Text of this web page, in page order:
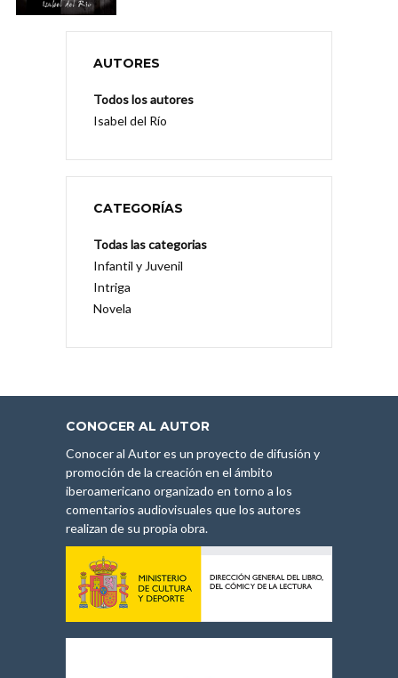
AUTORES
Todos los autores
Isabel del Río
CATEGORÍAS
Todas las categorias
Infantil y Juvenil
Intriga
Novela
CONOCER AL AUTOR
Conocer al Autor es un proyecto de difusión y
promoción de la creación en el ámbito
iberoamericano organizado en torno a los
comentarios audiovisuales que los autores
realizan de su propia obra.